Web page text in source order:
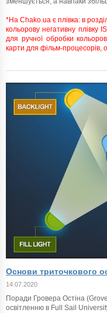
*На Chako.ua є плівка: в
кольорову негативну плівку
для ручної обробки
карти для фільм-процесорів,
Основи триточкового
14.07.2020
Поради Гровера Остіна
освітленню в Full Sail